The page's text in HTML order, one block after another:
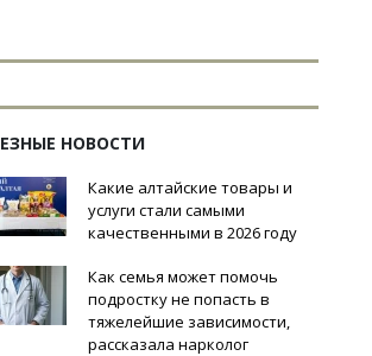
НОВОСТИ
Какие алтайские товары и
услуги стали самыми
качественными в 2026 году
Как семья может помочь
подростку не попасть в
тяжелейшие зависимости,
рассказала нарколог